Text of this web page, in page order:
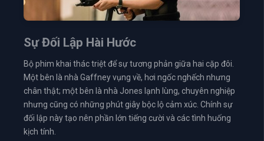
Sự Đối Lập Hài Hước
Bộ phim khai thác triệt để sự tương phản giữa hai cặp đôi.
Một bên là nhà Gaffney vụng về, hơi ngốc nghếch nhưng
chân thật; một bên là nhà Jones lạnh lùng, chuyên nghiệp
nhưng cũng có những phút giây bộc lộ cảm xúc. Chính sự
đối lập này tạo nên phần lớn tiếng cười và các tình huống
kịch tính.